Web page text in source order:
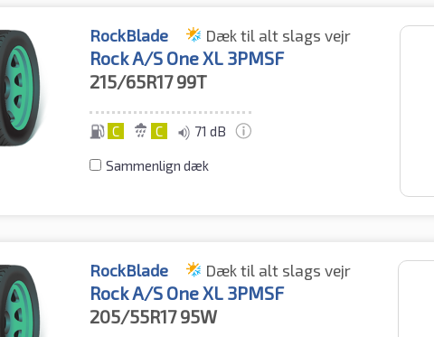
RockBlade Dæk til alt slags vejr
Rock A/S One XL 3PMSF
215/65R1799T
C C 71 dB
Sammenlign dæk
RockBlade Dæk til alt slags vejr
Rock A/S One XL 3PMSF
205/55R1795W